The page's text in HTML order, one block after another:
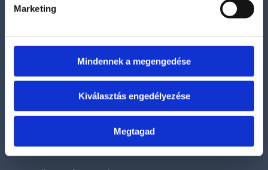
Marketing
Mindennek a megengedése
Kiválasztás engedélyezése
Megtagad
E-mail:
Tel. (09:00 – 17:00h):
0630/841-6811
Információk
Általános szerződési feltételek